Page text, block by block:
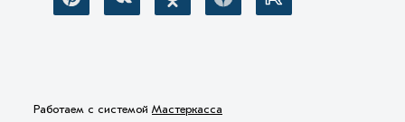
Работаем с системой Мастеркасса